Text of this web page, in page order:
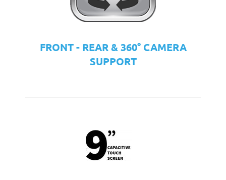
FRONT - REAR & 360° CAMERA
SUPPORT